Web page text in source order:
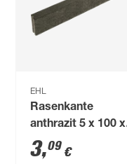
EHL
Rasenkante
anthrazit 5 x 100 x
25 cm
3,09 €